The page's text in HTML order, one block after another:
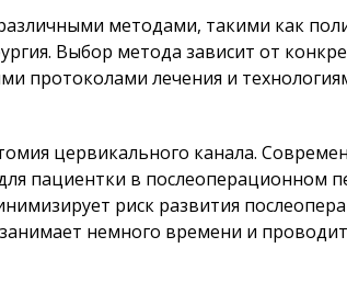
методами, такими как
Выбор метода зависит от
протоколами лечения и
цервикального канала.
пациентки в послеоперационном
риск развития
немного времени и